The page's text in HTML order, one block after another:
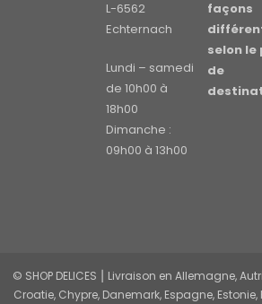
L-6562
Echternach
Lundi – samedi
de 10h00 à
18h00
Dimanche :
09h00 à 13h00
façons
selon le
de
© SHOP DELICES ⎮ Livraison en Allemagne,
Croatie, Chypre, Danemark, Espagne,